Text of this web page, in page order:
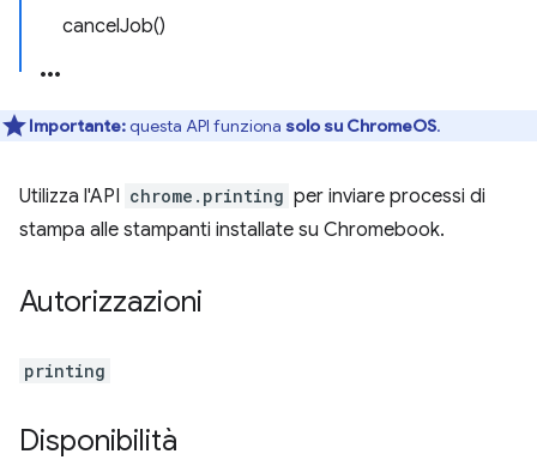
cancelJob()
Importante:questa API funziona solo su ChromeOS.
Utilizza l'API chrome.printing per inviare processi di
stampa alle stampanti installate su Chromebook.
Autorizzazioni
printing
Disponibilità